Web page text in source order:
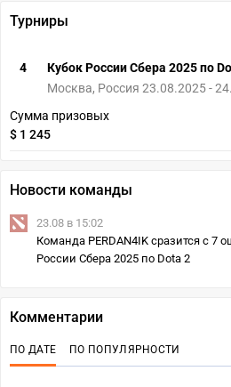
Турниры
4
Кубок России Сбера 2025 по
Москва, Россия 23.08.2025 -
Сумма призовых
$ 1 245
Новости команды
23.08 в 15:02
Команда PERDAN4IK сразится с 7
России Сбера 2025 по Dota 2
Комментарии
ПО ДАТЕ ПО ПОПУЛЯРНОСТИ